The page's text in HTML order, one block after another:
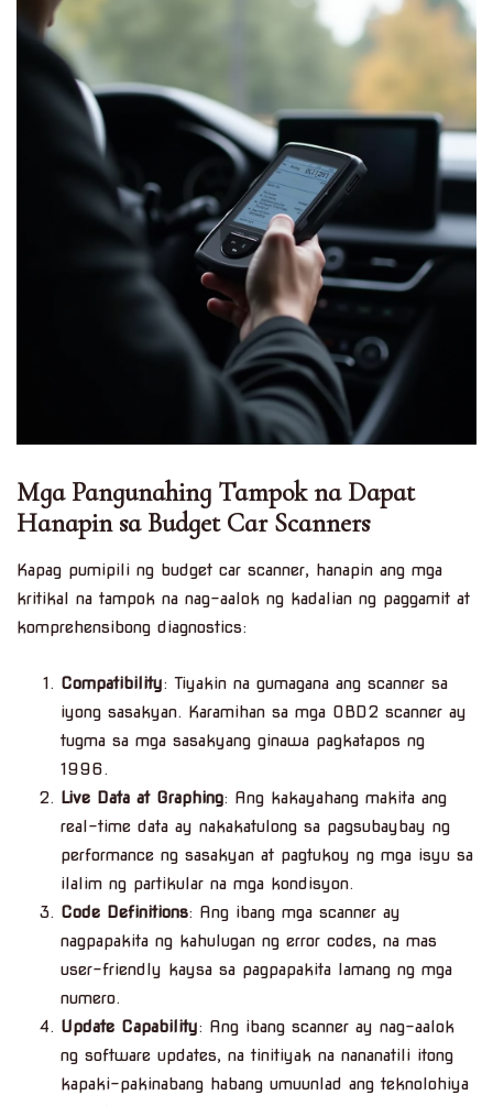
Mga Pangunahing Tampok na Dapat
Hanapin sa Budget Car Scanners
Kapag pumipili ng budget car scanner, hanapin ang mga
kritikal na tampok na nag-aalok ng kadalian ng paggamit at
komprehensibong diagnostics:
Compatibility: Tiyakin na gumagana ang scanner sa
iyong sasakyan. Karamihan sa mga OBD2 scanner ay
tugma sa mga sasakyang ginawa pagkatapos ng
1996.
Live Data at Graphing: Ang kakayahang makita ang
real-time data ay nakakatulong sa pagsubaybay ng
performance ng sasakyan at pagtukoy ng mga isyu sa
ilalim ng partikular na mga kondisyon.
Code Definitions: Ang ibang mga scanner ay
nagpapakita ng kahulugan ng error codes, na mas
user-friendly kaysa sa pagpapakita lamang ng mga
numero.
Update Capability: Ang ibang scanner ay nag-aalok
ng software updates, na tinitiyak na nananatili itong
kapaki-pakinabang habang umuunlad ang teknolohiya